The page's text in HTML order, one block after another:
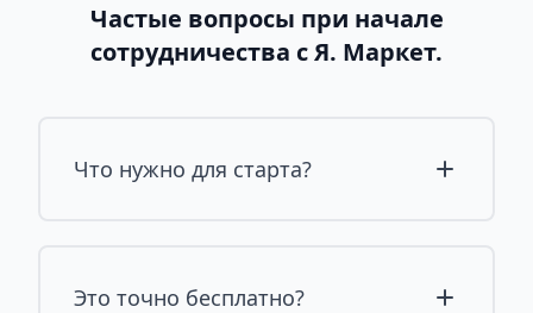
Частые вопросы при начале
сотрудничества с Я. Маркет.
Что нужно для старта?
Это точно бесплатно?